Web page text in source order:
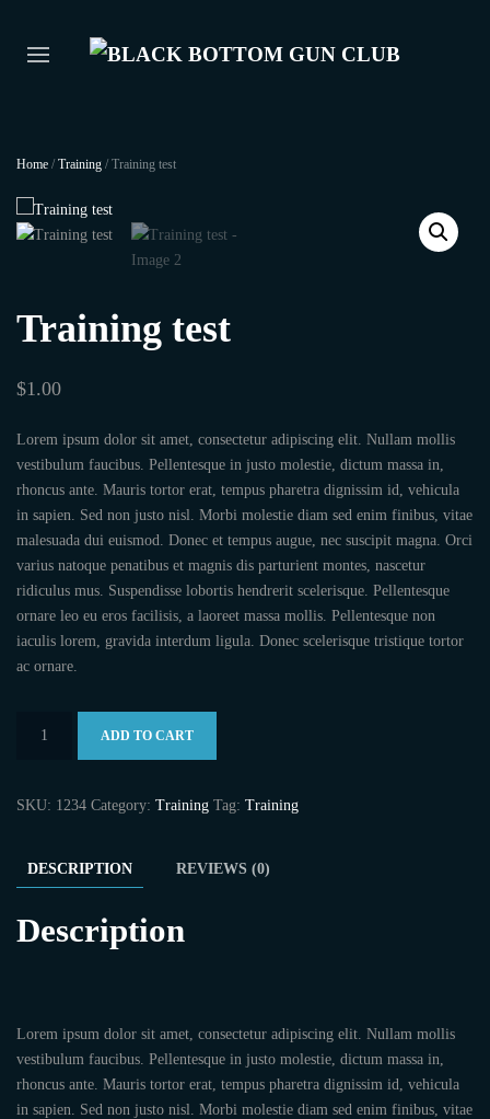
Home / Training / Training test
Training test
$1.00
Lorem ipsum dolor sit amet, consectetur adipiscing elit. Nullam mollis
vestibulum faucibus. Pellentesque in justo molestie, dictum massa in,
rhoncus ante. Mauris tortor erat, tempus pharetra dignissim id, vehicula
in sapien. Sed non justo nisl. Morbi molestie diam sed enim finibus, vitae
malesuada dui euismod. Donec et tempus augue, nec suscipit magna. Orci
varius natoque penatibus et magnis dis parturient montes, nascetur
ridiculus mus. Suspendisse lobortis hendrerit scelerisque. Pellentesque
ornare leo eu eros facilisis, a laoreet massa mollis. Pellentesque non
iaculis lorem, gravida interdum ligula. Donec scelerisque tristique tortor
ac ornare.
ADD TO CART
SKU: 1234 Category: Training Tag: Training
DESCRIPTION REVIEWS (0)
Description
Lorem ipsum dolor sit amet, consectetur adipiscing elit. Nullam mollis
vestibulum faucibus. Pellentesque in justo molestie, dictum massa in,
rhoncus ante. Mauris tortor erat, tempus pharetra dignissim id, vehicula
in sapien. Sed non justo nisl. Morbi molestie diam sed enim finibus, vitae